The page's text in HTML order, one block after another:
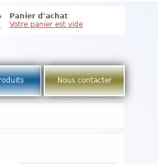
Panier d'achat
Votre panier est vide
Nous contacter